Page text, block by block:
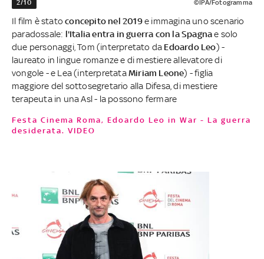
2/10 ©IPA/Fotogramma
Il film è statoconcepito nel 2019e immagina uno scenario
paradossale: l'Italia entra in guerra con la Spagnae solo
due personaggi, Tom (interpretato da Edoardo Leo) -
laureato in lingue romanze e di mestiere allevatore di
vongole - e Lea (interpretataMiriam Leone) - figlia
maggiore del sottosegretario alla Difesa, di mestiere
terapeuta in una Asl - la possono fermare
Festa Cinema Roma, Edoardo Leo in War - La guerra
desiderata. VIDEO